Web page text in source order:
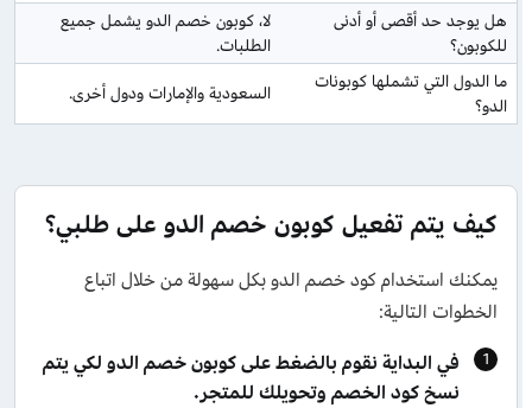
هل يوجد حد أقصى أو أدنى
للكوبون؟
لا، كوبون خصم الدو يشمل جميع
الطلبات.
ما الدول التي تشملها كوبونات
الدو؟
السعودية والإمارات ودول أخرى.
كيف يتم تفعيل كوبون خصم الدو على طلبي؟
يمكنك استخدام كود خصم الدو بكل سهولة من خلال اتباع
الخطوات التالية:
في البداية نقوم بالضغط على كوبون خصم الدو لكي يتم
نسخ كود الخصم وتحويلك للمتجر.